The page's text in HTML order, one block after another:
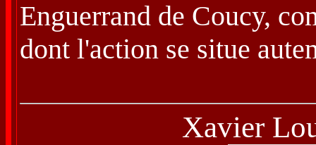
Enguerrand de Coucy,
dont l'action se situe
Xavier